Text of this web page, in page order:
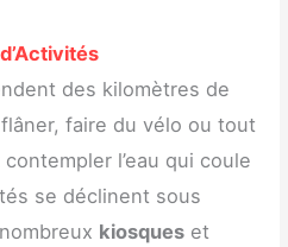
des kilomètres de
faire du vélo ou tout
l’eau qui coule
se déclinent sous
kiosques et